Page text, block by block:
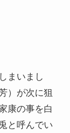
まいまし
）が次に狙
康の事を白
と呼んでい